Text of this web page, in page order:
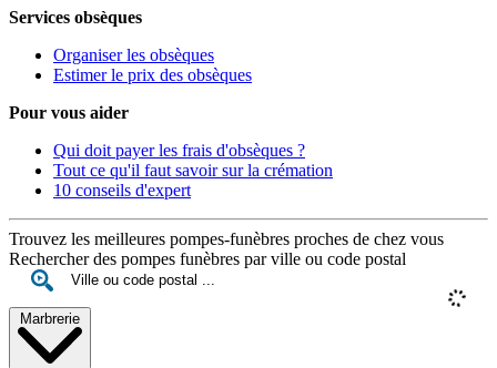
Services obsèques
Organiser les obsèques
Estimer le prix des obsèques
Pour vous aider
Qui doit payer les frais d'obsèques ?
Tout ce qu'il faut savoir sur la crémation
10 conseils d'expert
Trouvez les meilleures pompes-funèbres proches de chez vous
Rechercher des pompes funèbres par ville ou code postal
Marbrerie